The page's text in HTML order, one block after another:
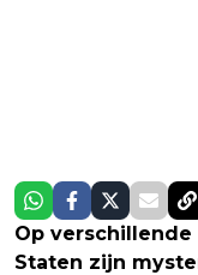
Op
Staten zijn